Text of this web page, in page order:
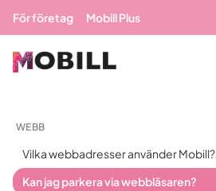
För företag Mobill Plus
WEBB
Vilka webbadresser använder Mobill?
Kan jag parkera via webbläsaren?